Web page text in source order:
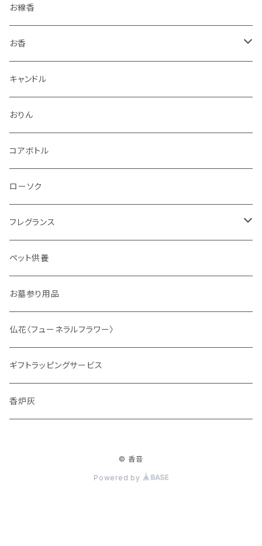
お線香
お香
香立・香皿
キャンドル
おりん
コアボトル
ローソク
フレグランス
ディフューザー
サシェ
ペット供養
お墓参り用品
仏花〈フューネラルフラワー〉
ギフトラッピングサービス
香炉灰
© 香音
Powered by